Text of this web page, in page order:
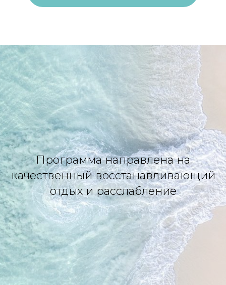
Программа направлена на
качественный восстанавливающий
отдых и расслабление